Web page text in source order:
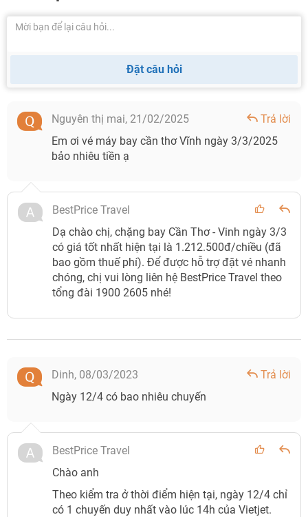
Đặt câu hỏi
Nguyên thị mai, 21/02/2025
Trả lời
Em ơi vé máy bay cần thơ Vĩnh ngày 3/3/2025
bảo nhiêu tiền ạ
BestPrice Travel
Dạ chào chị, chặng bay Cần Thơ - Vinh ngày 3/3
có giá tốt nhất hiện tại là 1.212.500đ/chiều (đã
bao gồm thuế phí). Để được hỗ trợ đặt vé nhanh
chóng, chị vui lòng liên hệ BestPrice Travel theo
tổng đài 1900 2605 nhé!
Dinh, 08/03/2023
Trả lời
Ngày 12/4 có bao nhiêu chuyến
BestPrice Travel
Chào anh
Theo kiểm tra ở thời điểm hiện tại, ngày 12/4 chỉ
có 1 chuyến duy nhất vào lúc 14h của Vietjet.